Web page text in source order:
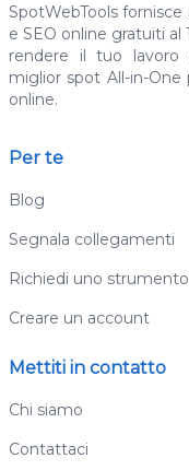
SpotWebTools
e SEO online gratuiti
rendere il tuo lavoro
miglior spot All-in-
online.
Per te
Blog
Segnala collegamenti
Richiedi uno strumento
Creare un account
Mettiti in contatto
Chi siamo
Contattaci